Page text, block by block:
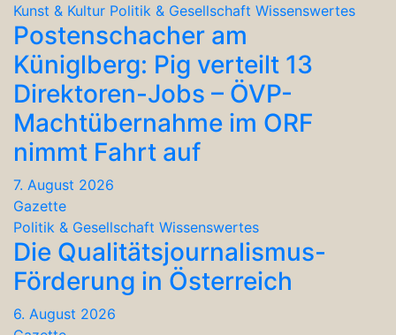
Kunst & Kultur Politik & Gesellschaft Wissenswertes
Postenschacher am
Küniglberg: Pig verteilt 13
Direktoren-Jobs – ÖVP-
Machtübernahme im ORF
nimmt Fahrt auf
7. August 2026
Gazette
Politik & Gesellschaft Wissenswertes
Die Qualitätsjournalismus-
Förderung in Österreich
6. August 2026